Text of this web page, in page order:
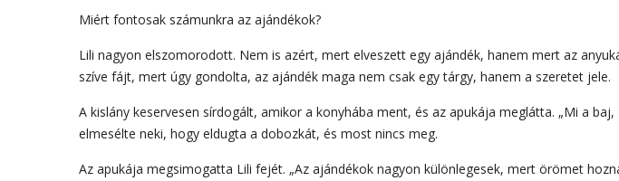
Miért fontosak számunkra az ajándékok?
Lili nagyon elszomorodott. Nem is azért, mert elveszett egy ajándék, hanem mert az
szíve fájt, mert úgy gondolta, az ajándék maga nem csak egy tárgy, hanem a szeretet jele.
A kislány keservesen sírdogált, amikor a konyhába ment, és az apukája meglátta. „Mi a baj,
elmesélte neki, hogy eldugta a dobozkát, és most nincs meg.
Az apukája megsimogatta Lili fejét. „Az ajándékok nagyon különlegesek, mert örömet